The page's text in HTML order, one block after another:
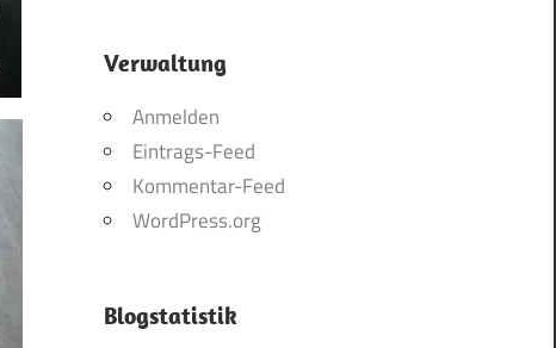
Verwaltung
Anmelden
Eintrags-Feed
Kommentar-Feed
WordPress.org
Blogstatistik